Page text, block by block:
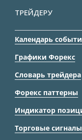
ТРЕЙДЕРУ
Календарь
Графики Форекс
Словарь трейдера
Форекс паттерны
Индикатор
Торговые сигналы